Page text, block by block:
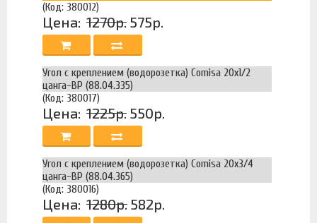
(Код: 380012)
Цена: 1270р. 575р.
Угол с креплением (водорозетка) Comisa 20х1/2
цанга-ВР (88.04.335)
(Код: 380017)
Цена: 1225р. 550р.
Угол с креплением (водорозетка) Comisa 20х3/4
цанга-ВР (88.04.365)
(Код: 380016)
Цена: 1280р. 582р.